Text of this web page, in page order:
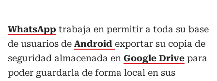
WhatsApp trabaja en permitir a toda su base
de usuarios de Android exportar su copia de
seguridad almacenada en Google Drive para
poder guardarla de forma local en sus